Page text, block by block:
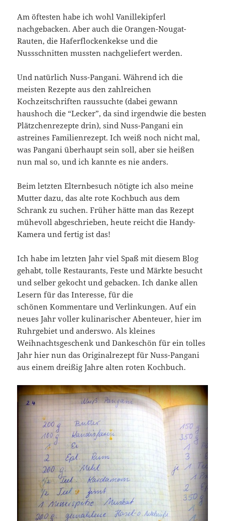
Am öftesten habe ich wohl Vanillekipferl
nachgebacken. Aber auch die Orangen-Nougat-
Rauten, die Haferflockenkekse und die
Nussschnitten mussten nachgeliefert werden.
Und natürlich Nuss-Pangani. Während ich die
meisten Rezepte aus den zahlreichen
Kochzeitschriften raussuchte (dabei gewann
haushoch die “Lecker”, da sind irgendwie die besten
Plätzchenrezepte drin), sind Nuss-Pangani ein
astreines Familienrezept. Ich weiß noch nicht mal,
was Pangani überhaupt sein soll, aber sie heißen
nun mal so, und ich kannte es nie anders.
Beim letzten Elternbesuch nötigte ich also meine
Mutter dazu, das alte rote Kochbuch aus dem
Schrank zu suchen. Früher hätte man das Rezept
mühevoll abgeschrieben, heute reicht die Handy-
Kamera und fertig ist das!
Ich habe im letzten Jahr viel Spaß mit diesem Blog
gehabt, tolle Restaurants, Feste und Märkte besucht
und selber gekocht und gebacken. Ich danke allen
Lesern für das Interesse, für die
schönen Kommentare und Verlinkungen. Auf ein
neues Jahr voller kulinarischer Abenteuer, hier im
Ruhrgebiet und anderswo. Als kleines
Weihnachtsgeschenk und Dankeschön für ein tolles
Jahr hier nun das Originalrezept für Nuss-Pangani
aus einem dreißig Jahre alten roten Kochbuch.